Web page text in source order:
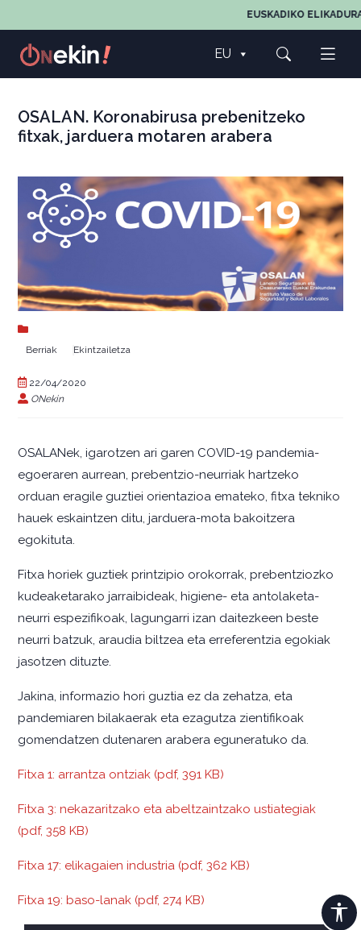
EUSKADIKO
EU
OSALAN. Koronabirusa prebenitzeko
fitxak, jarduera motaren arabera
Berriak Ekintzailetza
22/04/2020
ONekin
OSALANek, igarotzen ari garen COVID-19 pandemia-
egoeraren aurrean, prebentzio-neurriak hartzeko
orduan eragile guztiei orientazioa emateko, fitxa tekniko
hauek eskaintzen ditu, jarduera-mota bakoitzera
egokituta.
Fitxa horiek guztiek printzipio orokorrak, prebentziozko
kudeaketarako jarraibideak, higiene- eta antolaketa-
neurri espezifikoak, lagungarri izan daitezkeen beste
neurri batzuk, araudia biltzea eta erreferentzia egokiak
jasotzen dituzte.
Jakina, informazio hori guztia ez da zehatza, eta
pandemiaren bilakaerak eta ezagutza zientifikoak
gomendatzen dutenaren arabera eguneratuko da.
Fitxa 1: arrantza ontziak (pdf, 391 KB)
Fitxa 3: nekazaritzako eta abeltzaintzako ustiategiak
(pdf, 358 KB)
Fitxa 17: elikagaien industria (pdf, 362 KB)
Fitxa 19: baso-lanak (pdf, 274 KB)